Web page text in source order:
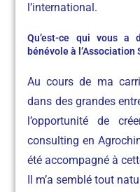
l’international.
Qu’est-ce qui vous a
bénévole à l’Association
Au cours de ma
dans des grandes
l’opportunité de
consulting en
été accompagné à
Il m’a semblé tout